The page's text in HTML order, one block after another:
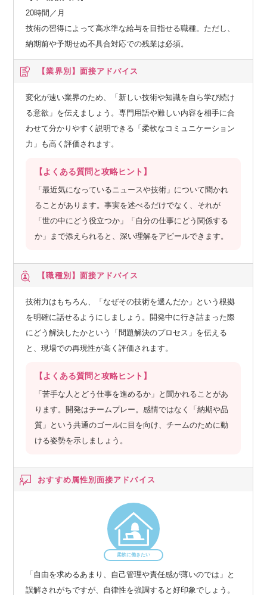
20時間／月
技術の習得によって高水準な給与を目指せる職種。ただし、
納期前や予期せぬ不具合対応での残業は必須。
【業界別】 面接アドバイス
変化が速い業界のため、「新しい技術や知識を自ら学び続け
る意欲」を伝えましょう。専門用語や難しい内容を相手に合
わせて分かりやすく説明できる「柔軟なコミュニケーション
力」も高く評価されます。
【よくある質問と攻略ヒント】
「最近気になっているニュースや技術」について聞かれ
ることがあります。事実を述べるだけでなく、それが
「世の中にどう役立つか」「自分の仕事にどう関係する
か」まで添えられると、深い理解をアピールできます。
【職種別】 面接アドバイス
技術力はもちろん、「なぜその技術を選んだか」という根拠
を明確に話せるようにしましょう。開発中に行き詰まった際
にどう解決したかという「問題解決のプロセス」を伝える
と、現場での再現性が高く評価されます。
【よくある質問と攻略ヒント】
「苦手な人とどう仕事を進めるか」と聞かれることがあ
ります。開発はチームプレー。感情ではなく「納期や品
質」という共通のゴールに目を向け、チームのために動
ける姿勢を示しましょう。
おすすめ属性別面接アドバイス
柔軟に働きたい
「自由を求めるあまり、自己管理や責任感が薄いのでは」と
誤解されがちですが、自律性を強調すると好印象でしょう。